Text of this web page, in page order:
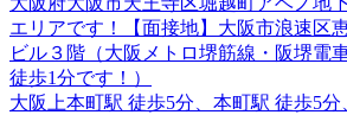
エリアです！【面接地】大阪市浪速区
ビル３階（大阪メトロ堺筋線・阪堺電
徒歩1分です！）
大阪上本町駅 徒歩5分、本町駅 徒歩5分